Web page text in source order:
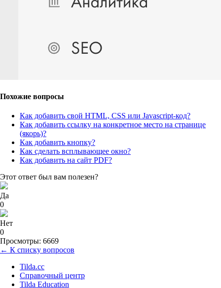
Похожие вопросы
Как добавить свой HTML, CSS или Javascript-код?
Как добавить ссылку на конкретное место на странице
(якорь)?
Как добавить кнопку?
Как сделать всплывающее окно?
Как добавить на сайт PDF?
Этот ответ был вам полезен?
Да
0
Нет
0
Просмотры: 6669
← К списку вопросов
Tilda.cc
Справочный центр
Tilda Education